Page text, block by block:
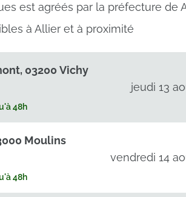
est agréés par la préfecture de
à Allier et à proximité
03200 Vichy
48h
jeudi 13
Moulins
48h
vendredi 14